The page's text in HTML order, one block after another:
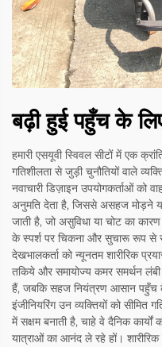
बढ़ी हुई पहुँच के
हमारी एसयूवी स्विवल सीटों में एक
गतिशीलता से जुड़ी चुनौतियों वाले
नवाचारी डिज़ाइन उपयोगकर्ताओं
अनुमति देता है, जिससे असहज मोड़ने
जाती है, जो असुविधा या चोट का
के स्पर्श पर चिकना और सुचारू रूप से
देखभालकर्ता को न्यूनतम शारीरिक
तकिये और समायोज्य कमर समर्थन
हैं, जबकि सहज नियंत्रण आसान पहुँच
इंजीनियरिंग उन व्यक्तियों को सीमित
में सक्षम बनाती है, चाहे वे दैनिक
यात्राओं का आनंद ले रहे हों।